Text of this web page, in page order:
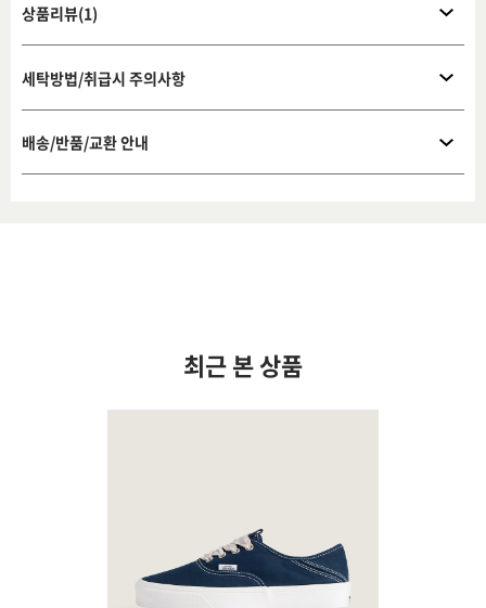
상품리뷰(1)
세탁방법/취급시 주의사항
배송/반품/교환 안내
최근 본 상품